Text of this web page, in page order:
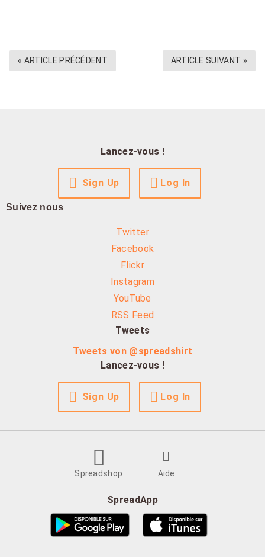
ARTICLE SUIVANT »
« ARTICLE PRÉCÉDENT
Lancez-vous !
Sign Up Log In
Suivez nous
Twitter
Facebook
Flickr
Instagram
YouTube
RSS Feed
Tweets
Tweets von @spreadshirt
Lancez-vous !
Sign Up Log In
Spreadshop Aide
SpreadApp